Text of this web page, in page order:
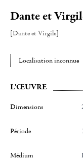
Dante et
[Dante et Virgile]
Localisation inconnue
L'ŒUVRE
Dimensions
Période
Médium